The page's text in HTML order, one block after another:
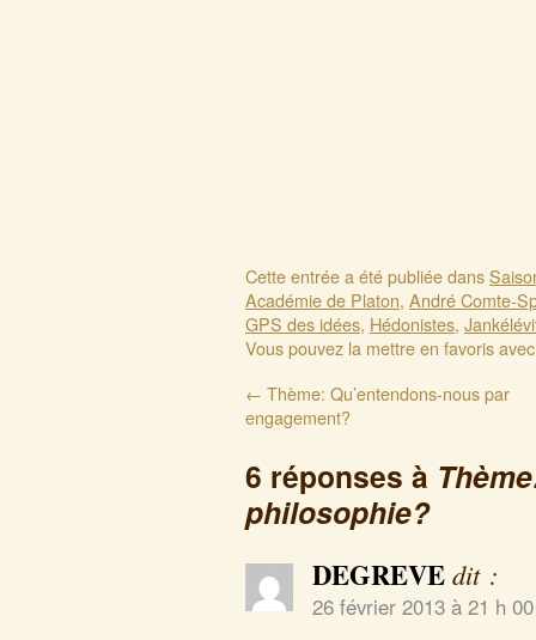
Cette entrée a été publiée dans
Académie de Platon, André Comte-
GPS des idées, Hédonistes,
Vous pouvez la mettre en favoris
← Thème: Qu’entendons-nous par
engagement?
6 réponses à
philosophie?
DEGREVE dit :
26 février 2013 à 21 h